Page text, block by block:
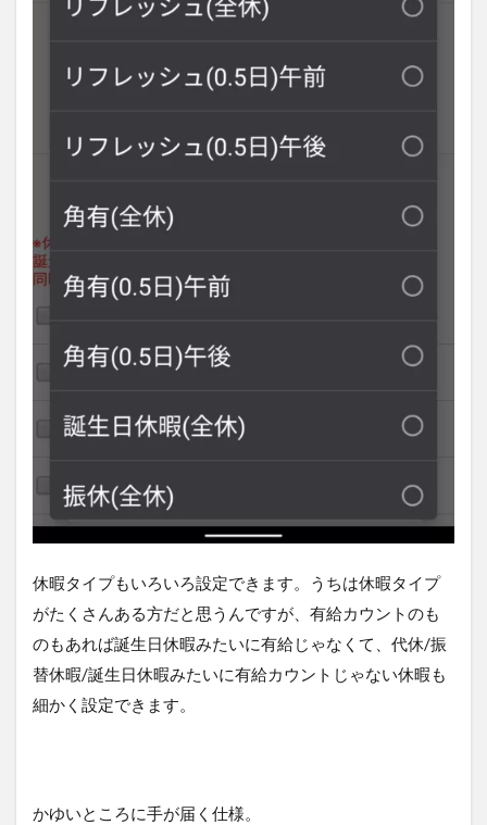
休暇タイプもいろいろ設定できます。うちは休暇タイプ
がたくさんある方だと思うんですが、有給カウントのも
のもあれば誕生日休暇みたいに有給じゃなくて、代休/振
替休暇/誕生日休暇みたいに有給カウントじゃない休暇も
細かく設定できます。
かゆいところに手が届く仕様。